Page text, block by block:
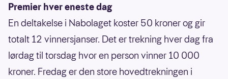
Premier hver eneste dag
En deltakelse i Nabolaget koster 50 kroner og gir
totalt 12 vinnersjanser. Det er trekning hver dag fra
lørdag til torsdag hvor en person vinner 10 000
kroner. Fredag er den store hovedtrekningen i